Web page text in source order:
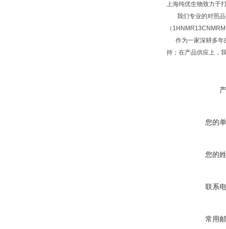
上海纯优生物致力于
我们专业的对照品
（
作为一家深耕多年
持；在产品供应上，
您的
您的
联系
常用